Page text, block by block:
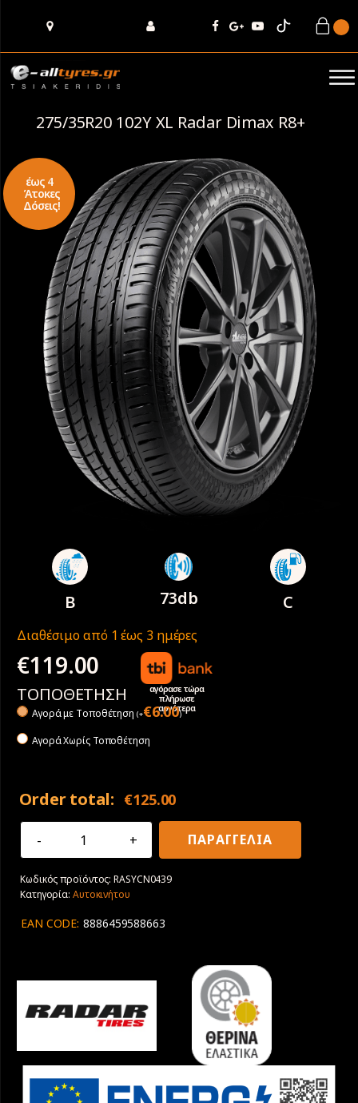
275/35R20 102Y XL Radar Dimax R8+
έως 4
Άτοκες
Δόσεις!
B 73db C
Διαθέσιμο από 1 έως 3 ημέρες
€119.00
αγόρασε τώρα
πλήρωσε
αργότερα
ΤΟΠΟΘΕΤΗΣΗ
Αγορά με Tοποθέτηση (+€6.00)
Αγορά Χωρίς Τοποθέτηση
Order total: €125.00
275/35R20
Radar
Dimax
ποσότητα
ΠΑΡΑΓΓΕΛΙΑ
Κωδικός προϊόντος:RASYCN0439
Κατηγορία: Αυτοκινήτου
EAN CODE: 8886459588663